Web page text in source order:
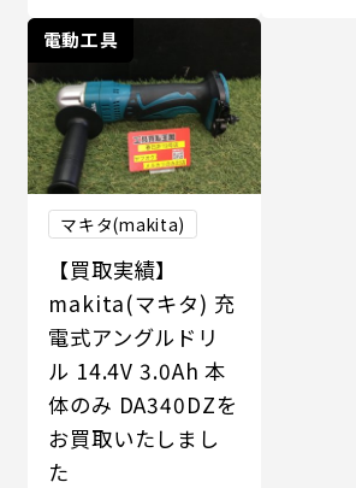
電動工具
マキタ(makita)
【買取実績】
makita(マキタ) 充
電式アングルドリ
ル 14.4V 3.0Ah 本
体のみ DA340DZを
お買取いたしまし
た